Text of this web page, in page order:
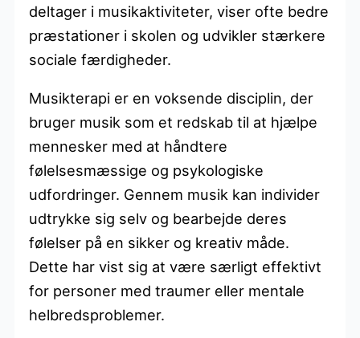
deltager i musikaktiviteter, viser ofte bedre
præstationer i skolen og udvikler stærkere
sociale færdigheder.
Musikterapi er en voksende disciplin, der
bruger musik som et redskab til at hjælpe
mennesker med at håndtere
følelsesmæssige og psykologiske
udfordringer. Gennem musik kan individer
udtrykke sig selv og bearbejde deres
følelser på en sikker og kreativ måde.
Dette har vist sig at være særligt effektivt
for personer med traumer eller mentale
helbredsproblemer.